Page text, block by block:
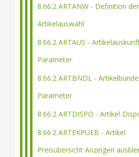
8.66.2 ARTANW - Definition der
Artikelauswahl
8.66.2 ARTAUS -
Parameter
8.66.2 ARTBNDL - Artikelbündel
Parameter
8.66.2 ARTDISPO - Artikel-
8.66.2 ARTEKPUEB - Artikel
Preisübersicht Anzeigen